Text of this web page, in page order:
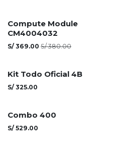
Compute Module
CM4004032
S/ 369.00 S/380.00
Kit Todo Oficial 4B
S/ 325.00
Combo 400
S/ 529.00